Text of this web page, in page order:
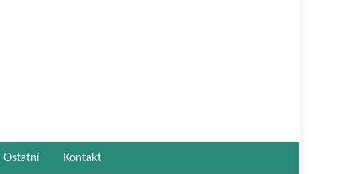
Ostatní Kontakt